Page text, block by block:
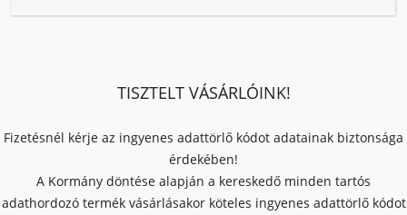
TISZTELT VÁSÁRLÓINK!
Fizetésnél kérje az ingyenes adattörlő kódot adatainak biztonsága
érdekében!
A Kormány döntése alapján a kereskedő minden tartós
adathordozó termék vásárlásakor köteles ingyenes adattörlő kódot